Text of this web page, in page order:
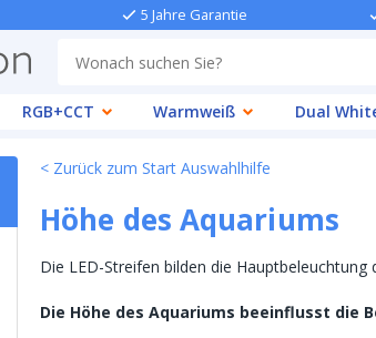
5 Jahre Garantie
RGB+CCT Warmweiß Dual
< Zurück zum Start Auswahlhilfe
Höhe des Aquariums
Die LED-Streifen bilden die
Die Höhe des Aquariums beeinflusst die